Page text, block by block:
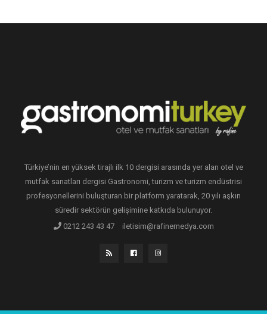
Türkiye’nin en yüksek tirajlı ilk 10 dergisi arasında yer alan otel ve
mutfak sanatları dergisi Gastronomi, turizm ve turizm endüstrisi
profesyonellerini buluşturan bir platform yaratarak, 20 yılı aşkın
süredir sektörün gelişimine katkıda bulunuyor.
0212 243 43 47
iletisim@rafinemedya.com